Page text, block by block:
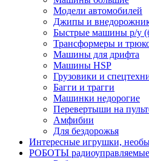
Модели автомобилей
Джипы и
Быстрые машины р/у
Трансформеры и
Машины для дрифта
Машины HSP
Грузовики и
Багги и трагги
Машинки недорогие
Перевертыши на
Амфибии
Для бездорожья
Интересные игрушки,
РОБОТЫ радиоуправляемые